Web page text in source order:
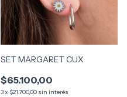
SET MARGARET CUX
$65.100,00
3x $21.700,00 sin interés